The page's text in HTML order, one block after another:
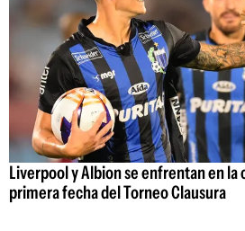
Liverpool y Albion se enfrentan en la
primera fecha del Torneo Clausura